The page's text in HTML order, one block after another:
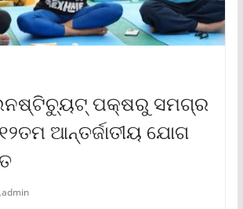
ପକ୍ଷରୁ ସମଗ୍ର
ଆନ୍ତର୍ଜାତୀୟ ଯୋଗ
admin